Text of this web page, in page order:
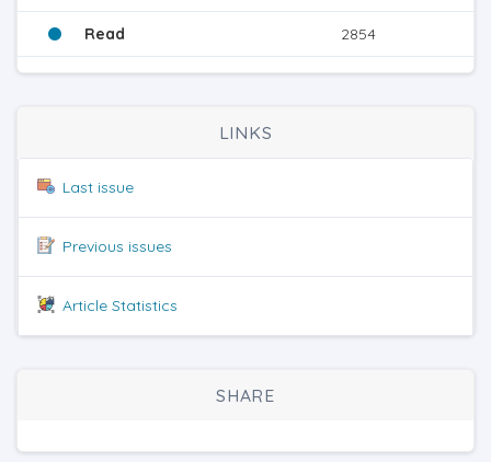
Read 2854
LINKS
Last issue
Previous issues
Article Statistics
SHARE